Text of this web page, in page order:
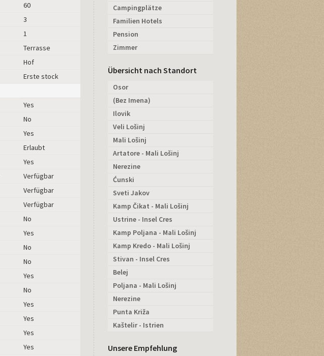
60
3
1
Terrasse
Hof
Erste stock
Yes
No
Yes
Erlaubt
Yes
Verfügbar
Verfügbar
Verfügbar
No
Yes
No
No
Yes
No
Yes
Yes
Yes
Yes
Campingplätze
Familien Hotels
Pension
Zimmer
Übersicht nach Standort
Osor
(Bez Imena)
Ilovik
Veli Lošinj
Mali Lošinj
Artatore - Mali Lošinj
Nerezine
Ćunski
Sveti Jakov
Kamp Čikat - Mali Lošinj
Ustrine - Insel Cres
Kamp Poljana - Mali Lošinj
Kamp Kredo - Mali Lošinj
Stivan - Insel Cres
Belej
Poljana - Mali Lošinj
Nerezine
Punta Križa
Kaštelir - Istrien
Unsere Empfehlung